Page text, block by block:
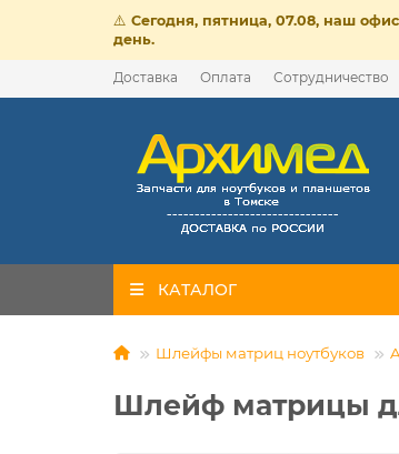
⚠️ Сегодня, пятница, 07.08, наш
день.
Доставка Оплата Сотрудничество
КАТАЛОГ
Шлейфы матриц ноутбуков
Шлейф матрицы